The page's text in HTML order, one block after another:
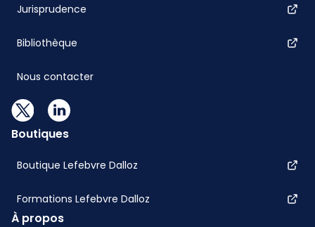
Jurisprudence
Bibliothèque
Nous contacter
Boutiques
Boutique Lefebvre Dalloz
Formations Lefebvre Dalloz
À propos